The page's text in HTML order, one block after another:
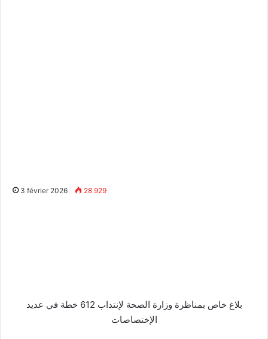
3 février 2026 28 929
بلاغ خاص بمناظرة وزارة الصحة لإنتداب 612 خطة في عديد
الإختصاصات